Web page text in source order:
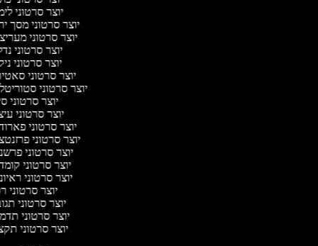
יוצר סרטוני
יוצר סרטוני מסך
יוצר סרטוני
יוצר סרטוני
יוצר סרטוני
יוצר סרטוני
יוצר סרטוני
יוצר סרטוני
יוצר סרטוני
יוצר סרטוני
יוצר סרטוני
יוצר סרטוני
יוצר סרטוני
יוצר סרטוני
יוצר סרטוני
יוצר סרטוני
יוצר סרטוני
יוצר סרטוני